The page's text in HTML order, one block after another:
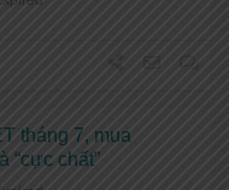
tháng 7, mua
“cực chất”